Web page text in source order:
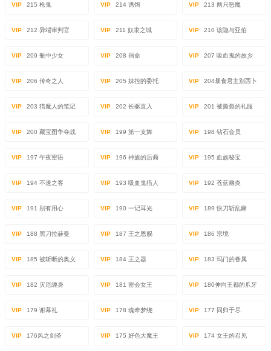
VIP 215 枪鬼 VIP 214 诱饵 VIP 213 两只恶魔
VIP 212 异端审判官 VIP 211 奴隶之城 VIP 210 该隐与亚伯
VIP 209 瓶中少女 VIP 208 宿命 VIP 207 吸血鬼的故乡
VIP 206 传奇之人 VIP 205 妹控的委托 VIP 204暴食君主别西卜
VIP 203 猎魔人的笔记 VIP 202 长驱直入 VIP 201 被撕裂的礼服
VIP 200 藏宝图争夺战 VIP 199 第一支舞 VIP 198 钻石会员
VIP 197 午夜密语 VIP 196 神族的后裔 VIP 195 血族秘宝
VIP 194 不速之客 VIP 193 吸血鬼猎人 VIP 192 苍蓝幽炎
VIP 191 别有用心 VIP 190 一记耳光 VIP 189 快刀斩乱麻
VIP 188 黑刀拉赫曼 VIP 187 王之恩赐 VIP 186 宗境
VIP 185 被斩断的奥义 VIP 184 王之器 VIP 183 玛门的眷属
VIP 182 灾厄缠身 VIP 181 密会女王 VIP 180伸向王都的爪牙
VIP 179 谢幕礼 VIP 178 魂牵梦绕 VIP 177 同归于尽
VIP 176风之剑圣 VIP 175 好色大魔王 VIP 174 女王的召见